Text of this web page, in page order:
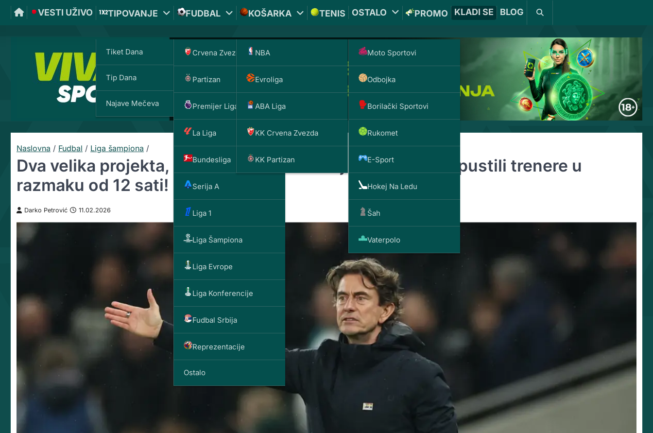
VESTI UŽIVO TIPOVANJE
Tiket Dana
Tip Dana
Najave Mečeva
FUDBAL
Crvena Zvezda
Partizan
Premijer Liga
La Liga
Bundesliga
Serija A
Liga 1
Liga Šampiona
Liga Evrope
Liga Konferencije
Fudbal Srbija
Reprezentacije
Ostalo
KOŠARKA
NBA
Evroliga
ABA Liga
KK Crvena Zvezda
KK Partizan
TENIS OSTALO
Moto Sportovi
Odbojka
Borilački Sportovi
Rukomet
E-Sport
Hokej Na Ledu
Šah
Vaterpolo
PROMO KLADI SE BLOG
Naslovna / Fudbal / Liga šampiona /
Dva velika projekta, dva brza kraja: Marsej i Totenhem otpustili trenere u
razmaku od 12 sati!
Darko Petrović 11.02.2026